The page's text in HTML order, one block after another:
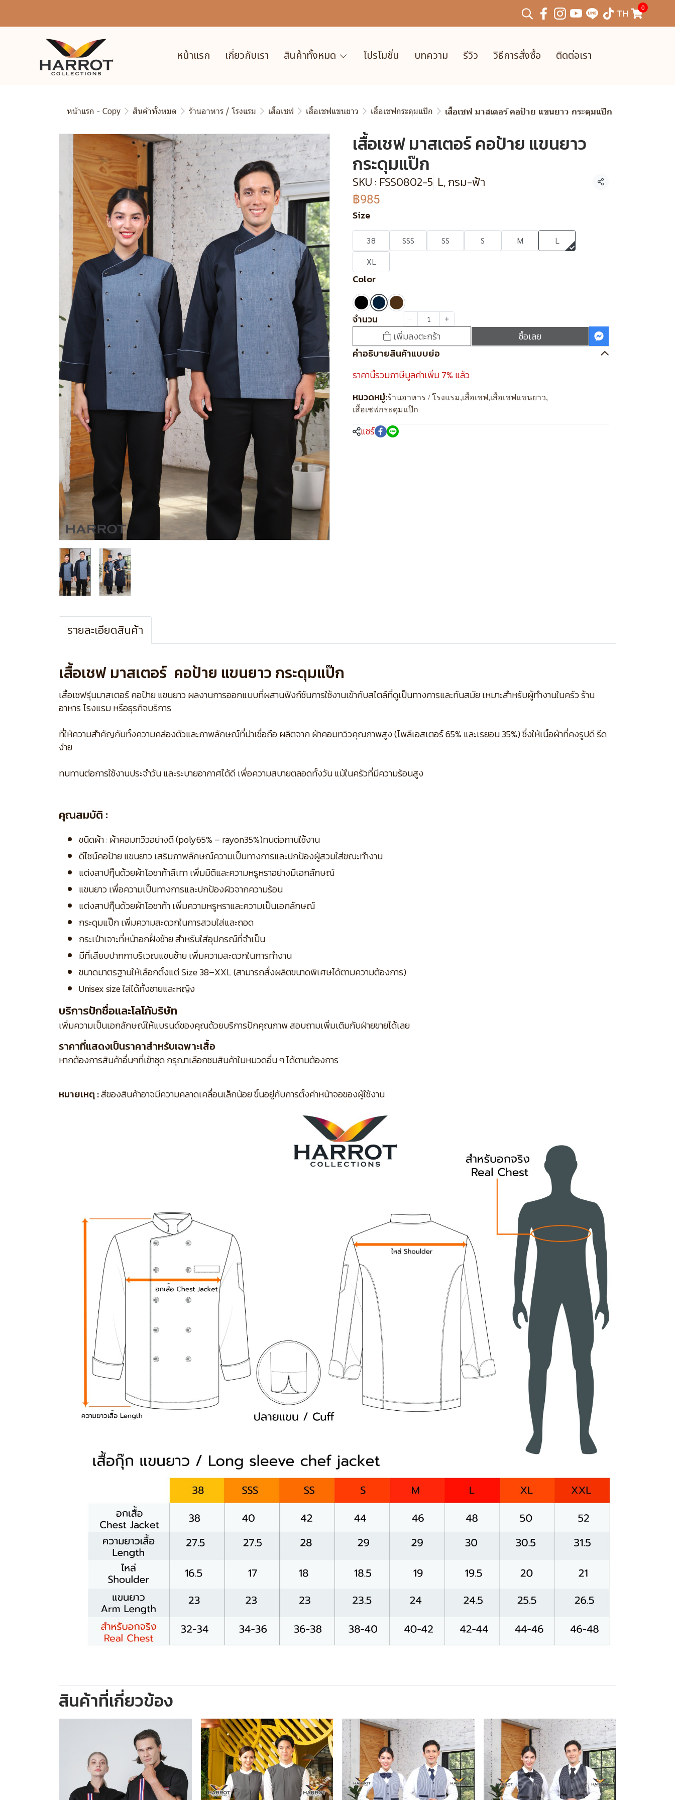
TH 0
หน้าแรก เกี่ยวกับเรา สินค้าทั้งหมด โปรโมชั่น บทความ รีวิว วิธีการสั่งซื้อ ติดต่อเรา
หน้าแรก - Copy สินค้าทั้งหมด ร้านอาหาร / โรงแรม เสื้อเชฟ เสื้อเชฟแขนยาว เสื้อเชฟกระดุมแป๊ก เสื้อเชฟ มาสเตอร์ คอป้าย แขนยาว กระดุมแป๊ก
เสื้อเชฟ มาสเตอร์ คอป้าย แขนยาว
กระดุมแป๊ก
SKU : FSS0802-5 L, กรม-ฟ้า แชร์
฿985
Size
38 SSS SS S M
L
XL
Color
จำนวน
เพิ่มลงตะกร้า
ซื้อเลย
คำอธิบายสินค้าแบบย่อ
ราคานี้รวมภาษีมูลค่าเพิ่ม 7% แล้ว
หมวดหมู่:ร้านอาหาร / โรงแรม,เสื้อเชฟ,เสื้อเชฟแขนยาว,
เสื้อเชฟกระดุมแป๊ก
แชร์
รายละเอียดสินค้า
เสื้อเชฟ มาสเตอร์ คอป้าย แขนยาว กระดุมแป๊ก
เสื้อเชฟรุ่นมาสเตอร์ คอป้าย แขนยาว ผลงานการออกแบบที่ผสานฟังก์ชันการใช้งานเข้ากับสไตล์ที่ดูเป็นทางการและทันสมัย เหมาะสำหรับผู้ทำงานในครัว ร้าน
อาหาร โรงแรม หรือธุรกิจบริการ
ที่ให้ความสำคัญกับทั้งความคล่องตัวและภาพลักษณ์ที่น่าเชื่อถือ ผลิตจาก ผ้าคอมทวิวคุณภาพสูง (โพลีเอสเตอร์ 65% และเรยอน 35%) ซึ่งให้เนื้อผ้าที่คงรูปดี รีด
ง่าย
ทนทานต่อการใช้งานประจำวัน และระบายอากาศได้ดี เพื่อความสบายตลอดทั้งวัน แม้ในครัวที่มีความร้อนสูง
คุณสมบัติ :
ชนิดผ้า : ผ้าคอมทวิวอย่างดี (poly65% – rayon35%)ทนต่อกานใช้งาน
ดีไซน์คอป้าย แขนยาว เสริมภาพลักษณ์ความเป็นทางการและปกป้องผู้สวมใส่ขณะทำงาน
แต่งสาปกุ๊นด้วยผ้าโอซาก้าสีเทา เพิ่มมิติและความหรูหราอย่างมีเอกลักษณ์
แขนยาว เพื่อความเป็นทางการและปกป้องผิวจากความร้อน
แต่งสาปกุ๊นด้วยผ้าโอซาก้า เพิ่มความหรูหราและความเป็นเอกลักษณ์
กระดุมแป๊ก เพิ่มความสะดวกในการสวมใส่และถอด
กระเป๋าเจาะที่หน้าอกฝั่งซ้าย สำหรับใส่อุปกรณ์ที่จำเป็น
มีที่เสียบปากกาบริเวณแขนซ้าย เพิ่มความสะดวกในการทำงาน
ขนาดมาตรฐานให้เลือกตั้งแต่ Size 38–XXL (สามารถสั่งผลิตขนาดพิเศษได้ตามความต้องการ)
Unisex size ใส่ได้ทั้งชายและหญิง
บริการปักชื่อและโลโก้บริษัท
เพิ่มความเป็นเอกลักษณ์ให้แบรนด์ของคุณด้วยบริการปักคุณภาพ สอบถามเพิ่มเติมกับฝ่ายขายได้เลย
ราคาที่แสดงเป็นราคาสำหรับเฉพาะเสื้อ
หากต้องการสินค้าอื่นๆที่เข้าชุด กรุณาเลือกชมสินค้าในหมวดอื่น ๆ ได้ตามต้องการ
หมายเหตุ :สีของสินค้าอาจมีความคลาดเคลื่อนเล็กน้อย ขึ้นอยู่กับการตั้งค่าหน้าจอของผู้ใช้งาน
สินค้าที่เกี่ยวข้อง